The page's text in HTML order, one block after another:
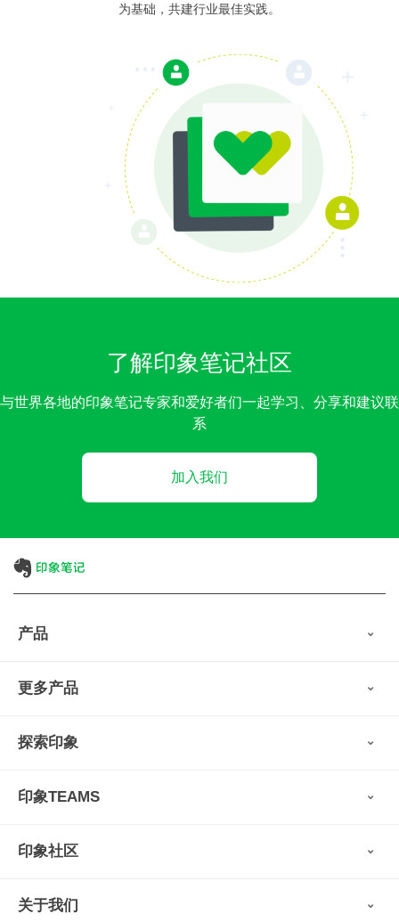
为基础，共建行业最佳实践。
了解印象笔记社区
与世界各地的印象笔记专家和爱好者们一起学习、分享和建议联
系
加入我们
产品
会员权益
印象笔记·剪藏
更多产品
印象图记
墨笔
扫描宝
收藏家
探索印象
用户故事
视频教程
帮助支持
智能硬件
印象TEAMS
申请试用
印象社区
印象大使
关于我们